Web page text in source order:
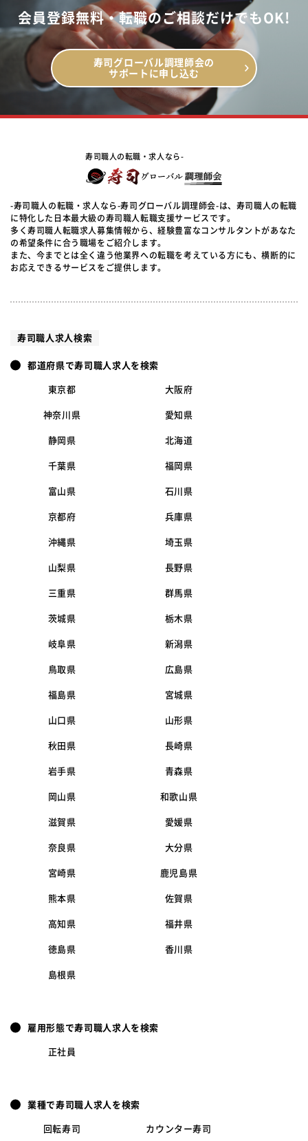
会員登録無料・転職のご相談だけでもOK!
寿司グローバル調理師会の
サポートに申し込む
寿司職人の転職・求人なら-
-寿司職人の転職・求人なら-寿司グローバル調理師会-は、寿司職人の転職
に特化した日本最大級の寿司職人転職支援サービスです。
多く寿司職人転職求人募集情報から、経験豊富なコンサルタントがあなた
の希望条件に合う職場をご紹介します。
また、今までとは全く違う他業界への転職を考えている方にも、横断的に
お応えできるサービスをご提供します。
寿司職人求人検索
都道府県で寿司職人求人を検索
東京都 大阪府
神奈川県 愛知県
静岡県 北海道
千葉県 福岡県
富山県 石川県
京都府 兵庫県
沖縄県 埼玉県
山梨県 長野県
三重県 群馬県
茨城県 栃木県
岐阜県 新潟県
鳥取県 広島県
福島県 宮城県
山口県 山形県
秋田県 長崎県
岩手県 青森県
岡山県 和歌山県
滋賀県 愛媛県
奈良県 大分県
宮崎県 鹿児島県
熊本県 佐賀県
高知県 福井県
徳島県 香川県
島根県
雇用形態で寿司職人求人を検索
正社員
業種で寿司職人求人を検索
回転寿司 カウンター寿司